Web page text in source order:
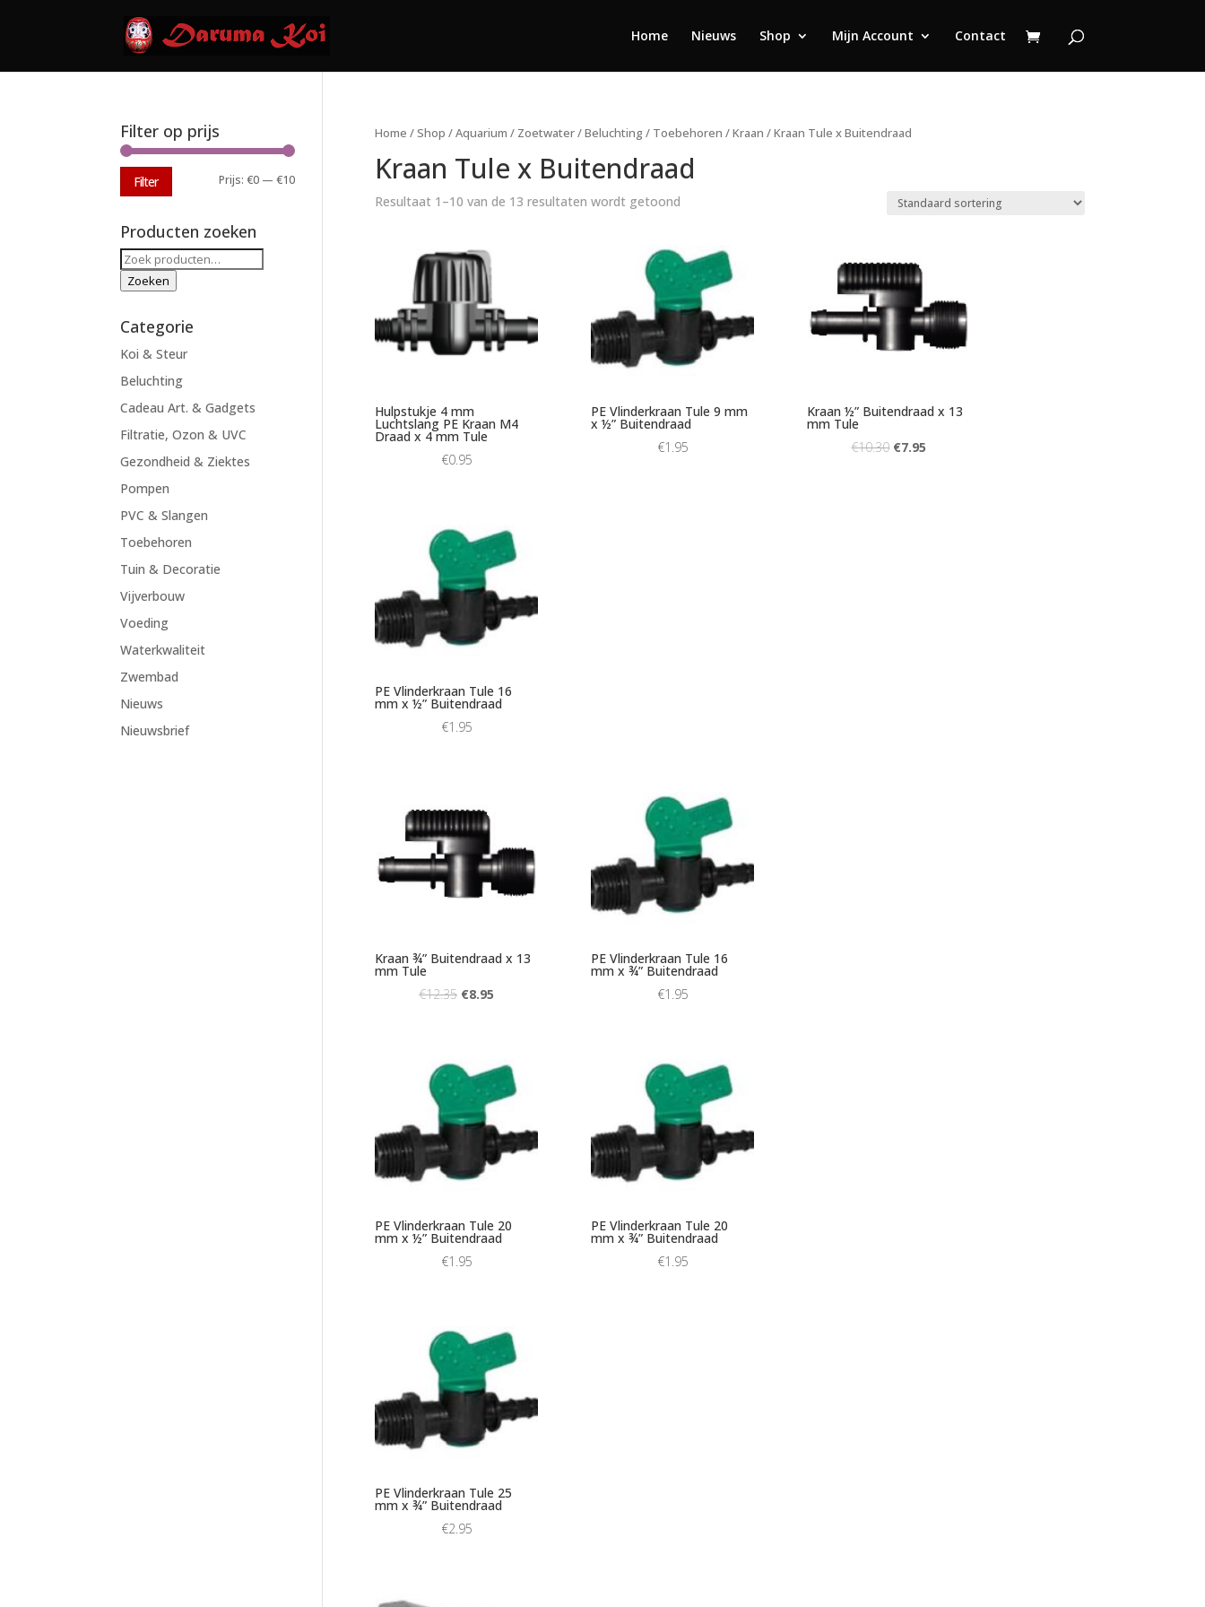
Home Nieuws Shop Mijn Account Contact
Home /Shop /Aquarium / Zoetwater/Beluchting / Toebehoren /Kraan / Kraan Tule x Buitendraad
Kraan Tule x Buitendraad
Resultaat 1–10 van de 13 resultaten wordt getoond
Hulpstukje 4 mm
Luchtslang PE Kraan M4
Draad x 4 mm Tule
€0.95
PE Vlinderkraan Tule 9 mm
x ½” Buitendraad
€1.95
Kraan ½” Buitendraad x 13
mm Tule
€10.30 €7.95
PE Vlinderkraan Tule 16
mm x ½” Buitendraad
€1.95
Kraan ¾” Buitendraad x 13
mm Tule
€12.35 €8.95
PE Vlinderkraan Tule 16
mm x ¾” Buitendraad
€1.95
PE Vlinderkraan Tule 20
mm x ½” Buitendraad
€1.95
PE Vlinderkraan Tule 20
mm x ¾” Buitendraad
€1.95
PE Vlinderkraan Tule 25
mm x ¾” Buitendraad
€2.95
Filter op prijs
Min.
Max.
Filter Prijs: €0— €10
Producten zoeken
Zoeken
naar:
Zoeken
Categorie
Koi & Steur
Beluchting
Cadeau Art. & Gadgets
Filtratie, Ozon & UVC
Gezondheid & Ziektes
Pompen
PVC & Slangen
Toebehoren
Tuin & Decoratie
Vijverbouw
Voeding
Waterkwaliteit
Zwembad
Nieuws
Nieuwsbrief